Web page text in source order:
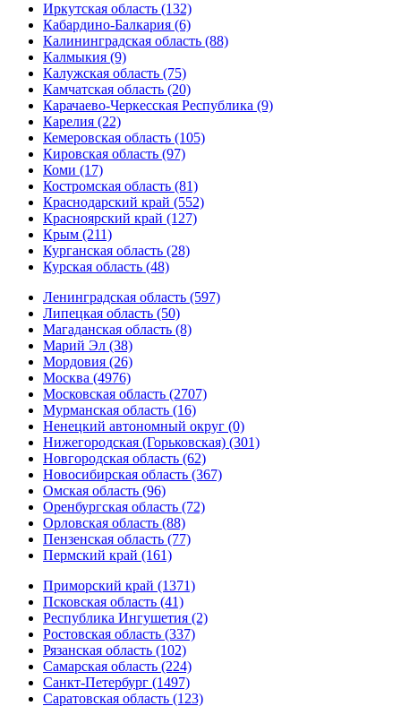
Иркутская область (132)
Кабардино-Балкария (6)
Калининградская область (88)
Калмыкия (9)
Калужская область (75)
Камчатская область (20)
Карачаево-Черкесская Республика (9)
Карелия (22)
Кемеровская область (105)
Кировская область (97)
Коми (17)
Костромская область (81)
Краснодарский край (552)
Красноярский край (127)
Крым (211)
Курганская область (28)
Курская область (48)
Ленинградская область (597)
Липецкая область (50)
Магаданская область (8)
Марий Эл (38)
Мордовия (26)
Москва (4976)
Московская область (2707)
Мурманская область (16)
Ненецкий автономный округ (0)
Нижегородская (Горьковская) (301)
Новгородская область (62)
Новосибирская область (367)
Омская область (96)
Оренбургская область (72)
Орловская область (88)
Пензенская область (77)
Пермский край (161)
Приморский край (1371)
Псковская область (41)
Республика Ингушетия (2)
Ростовская область (337)
Рязанская область (102)
Самарская область (224)
Санкт-Петербург (1497)
Саратовская область (123)